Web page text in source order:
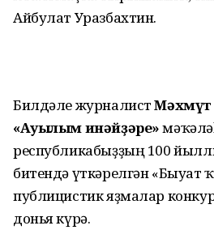
Айбулат Уразбахтин.
Билдәле журналист
«Ауылым инәйҙәре»
республикабыҙҙың 100
битендә үткәрелгән «Быуат
публицистик яҙмалар
донья күрә.